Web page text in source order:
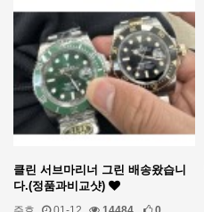
클린 서브마리너 그린 배송왔습니
다.(정품과비교샷)